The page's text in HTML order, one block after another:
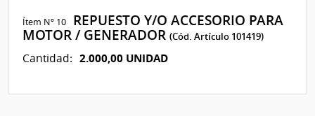
Ítem Nº 10
REPUESTO Y/O ACCESORIO PARA
MOTOR / GENERADOR(Cód. Artículo 101419)
Cantidad: 2.000,00 UNIDAD